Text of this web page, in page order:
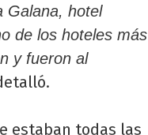
Galana, hotel
de los hoteles más
y fueron al
estaban todas las